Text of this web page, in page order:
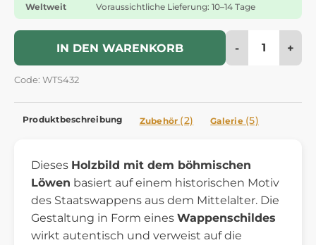
Weltweit
Voraussichtliche Lieferung: 10–14 Tage
IN DEN WARENKORB - +
Code: WTS432
Produktbeschreibung Zubehör (2) Galerie (5)
Dieses Holzbild mit dem böhmischen
Löwen basiert auf einem historischen Motiv
des Staatswappens aus dem Mittelalter. Die
Gestaltung in Form eines Wappenschildes
wirkt autentisch und verweist auf die